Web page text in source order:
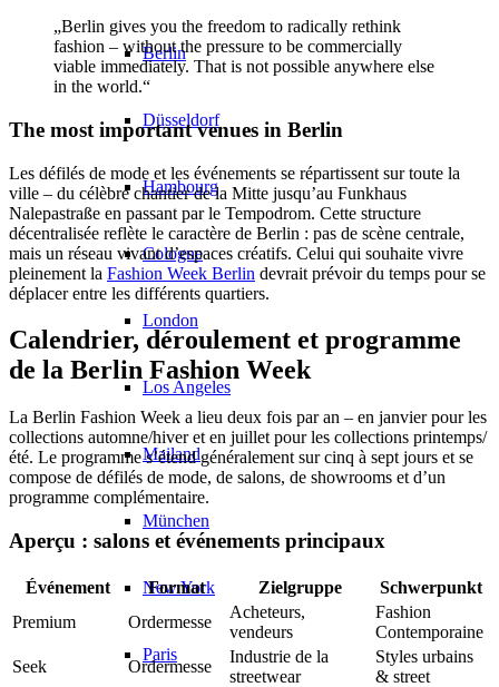
Berlin
Düsseldorf
Hambourg
Cologne
London
Los Angeles
Mailand
München
New York
Paris
„Berlin gives you the freedom to radically rethink
fashion – without the pressure to be commercially
viable immediately. That is not possible anywhere else
in the world.“
The most important venues in Berlin
Les défilés de mode et les événements se répartissent sur toute la
ville – du célèbre chantier de la Mitte jusqu’au Funkhaus
Nalepastraße en passant par le Tempodrom. Cette structure
décentralisée reflète le caractère de Berlin : pas de scène centrale,
mais un réseau vivant d’espaces créatifs. Celui qui souhaite vivre
pleinement la Fashion Week Berlin devrait prévoir du temps pour se
déplacer entre les différents quartiers.
Calendrier, déroulement et programme
de la Berlin Fashion Week
La Berlin Fashion Week a lieu deux fois par an – en janvier pour les
collections automne/hiver et en juillet pour les collections printemps/
été. Le programme s’étend généralement sur cinq à sept jours et se
compose de défilés de mode, de salons, de showrooms et d’un
programme complémentaire.
Aperçu : salons et événements principaux
Événement Format Zielgruppe
Schwerpunkt
Premium
Ordermesse
Acheteurs,
vendeurs
Fashion
Contemporaine
Seek
Ordermesse
Industrie de la
streetwear
Styles urbains
& street